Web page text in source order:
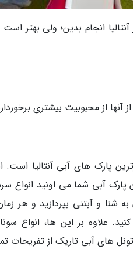
از محبوبیت بیشتری
پارک های آبی آنتالیا است.
پارک آبی شما می اونید انواع
به شنا و آبتنی بپردازید و
علاوه بر این ها، انواع
های آبی تاریک از تفریحات